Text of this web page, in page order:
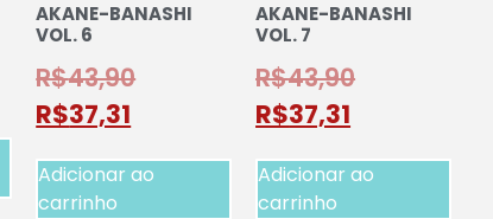
AKANE-BANASHI
VOL. 6
R$43,90
R$37,31
Adicionar ao
carrinho
AKANE-BANASHI
VOL. 7
R$43,90
R$37,31
Adicionar ao
carrinho